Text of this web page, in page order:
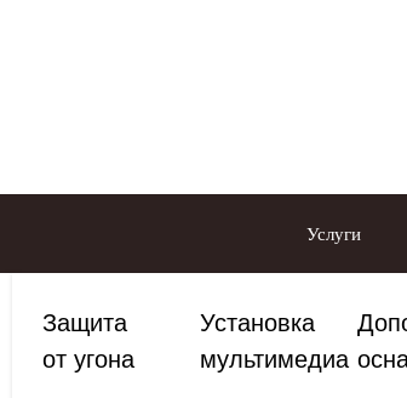
Услуги
Защита
от угона
Установка
мультимедиа